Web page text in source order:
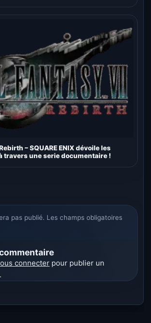
– SQUARE ENIX dévoile les
travers une serie documentaire !
pas publié. Les champs obligatoires
connecter pour publier un